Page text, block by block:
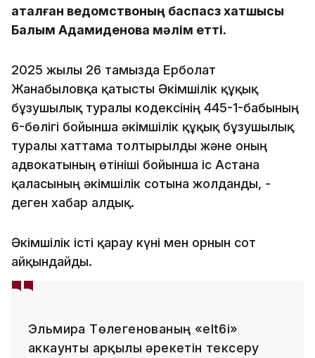
аталған ведомствоның баспасөз хатшысы
Балым Адамиденова мәлім етті.
2025 жылғы 26 тамызда Ерболат
Жанабыловқа қатысты Әкімшілік құқық
бұзушылық туралы кодексінің 445-1-бабының
6-бөлігі бойынша әкімшілік құқық бұзушылық
туралы хаттама толтырылды және оның
адвокатының өтініші бойынша іс Астана
қаласының әкімшілік сотына жолданды, -
деген хабар алдық.
Әкімшілік істі қарау күні мен орнын сот
айқындайды.
Эльмира Төлегенованың «elt6i»
аккаунты арқылы әрекетін тексеру